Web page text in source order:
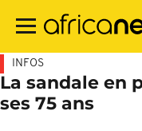
contenu
INFOS
La sandale en
ses 75 ans